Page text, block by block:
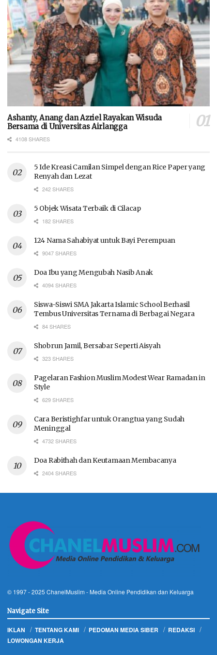
Ashanty, Anang dan Azriel Rayakan Wisuda
Bersama di Universitas Airlangga
4108 SHARES
5 Ide Kreasi Camilan Simpel dengan Rice Paper yang
Renyah dan Lezat
242 SHARES
5 Objek Wisata Terbaik di Cilacap
182 SHARES
124 Nama Sahabiyat untuk Bayi Perempuan
9047 SHARES
Doa Ibu yang Mengubah Nasib Anak
4094 SHARES
Siswa-Siswi SMA Jakarta Islamic School Berhasil
Tembus Universitas Ternama di Berbagai Negara
84 SHARES
Shobrun Jamil, Bersabar Seperti Aisyah
323 SHARES
Pagelaran Fashion Muslim Modest Wear Ramadan in
Style
629 SHARES
Cara Beristighfar untuk Orangtua yang Sudah
Meninggal
4732 SHARES
Doa Rabithah dan Keutamaan Membacanya
2404 SHARES
© 1997 - 2025 ChanelMuslim - Media Online Pendidikan dan Keluarga
Navigate Site
IKLAN TENTANG KAMI PEDOMAN MEDIA SIBER
REDAKSI
LOWONGAN KERJA